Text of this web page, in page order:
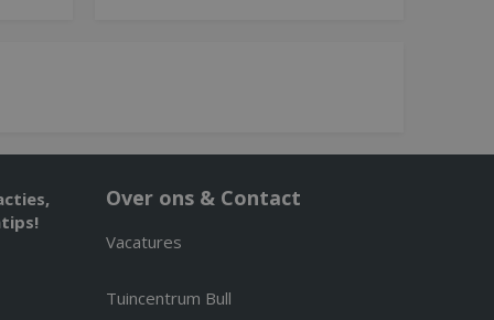
Over ons & Contact
Vacatures
Tuincentrum Bull